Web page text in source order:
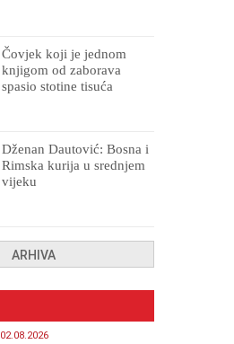
Čovjek koji je jednom
knjigom od zaborava
spasio stotine tisuća
Dženan Dautović: Bosna i
Rimska kurija u srednjem
vijeku
ARHIVA
02.08.2026